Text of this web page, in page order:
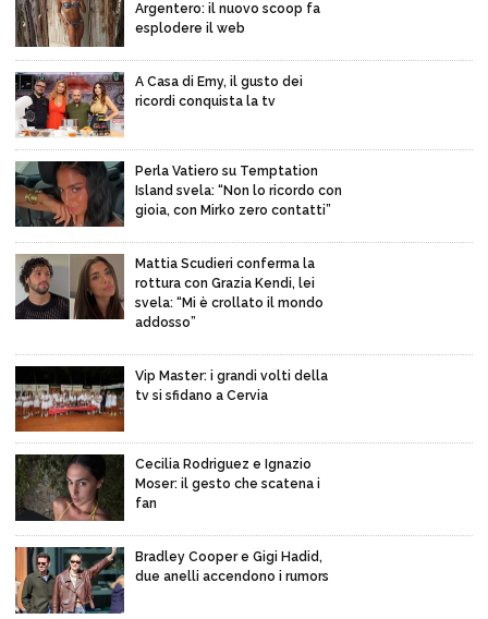
Argentero: il nuovo scoop fa
esplodere il web
A Casa di Emy, il gusto dei
ricordi conquista la tv
Perla Vatiero su Temptation
Island svela: “Non lo ricordo con
gioia, con Mirko zero contatti”
Mattia Scudieri conferma la
rottura con Grazia Kendi, lei
svela: “Mi è crollato il mondo
addosso”
Vip Master: i grandi volti della
tv si sfidano a Cervia
Cecilia Rodriguez e Ignazio
Moser: il gesto che scatena i
fan
Bradley Cooper e Gigi Hadid,
due anelli accendono i rumors